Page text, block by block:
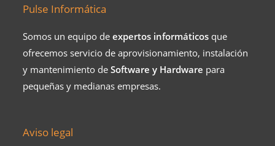
Pulse Informática
Somos un equipo de expertos informáticos que
ofrecemos servicio de aprovisionamiento, instalación
y mantenimiento deSoftware y Hardware para
pequeñas y medianas empresas.​
Aviso legal